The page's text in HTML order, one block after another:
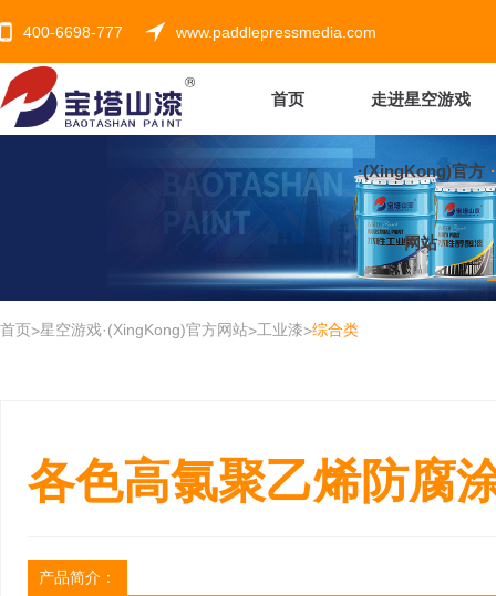
400-6698-777 www.paddlepressmedia.com
首页 走进星空游戏
·(XingKong)官方
网站
首页>星空游戏·(XingKong)官方网站>工业漆>综合类
各色高氯聚乙烯防腐
产品简介：